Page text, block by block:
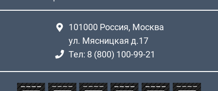
101000 Россия, Москва
ул. Мясницкая д.17
Тел: 8 (800) 100-99-21